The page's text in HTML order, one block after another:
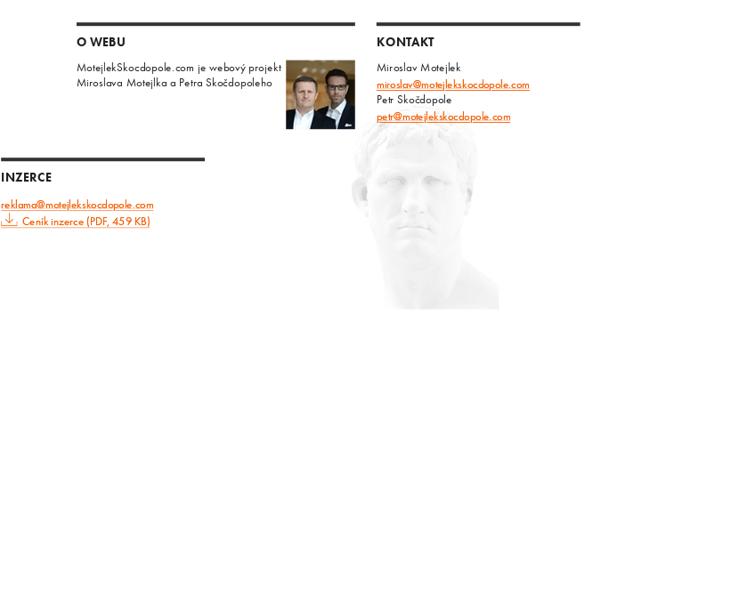
O WEBU
MotejlekSkocdopole.com je webový projekt
Miroslava Motejlka a Petra Skočdopoleho
KONTAKT
Miroslav Motejlek
miroslav@motejlekskocdopole.com
Petr Skočdopole
petr@motejlekskocdopole.com
INZERCE
reklama@motejlekskocdopole.com
Ceník inzerce (PDF, 459 KB)